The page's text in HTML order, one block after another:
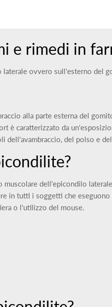
e rimedi in
laterale ovvero sull'esterno del
alla parte esterna del
caratterizzato da
dell'avambraccio, del polso e
muscolare dell'epicondilo
tutti i soggetti che
o l'utilizzo del mouse.